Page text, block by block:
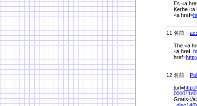
Es <a
Kerbe <a
<a href=
11 名前：
The <a
<a href=
href=
12 名前：
[url=
Gratis</